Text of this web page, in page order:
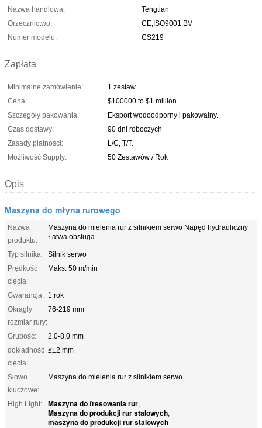
Nazwa handlowa:
Tengtian
Orzecznictwo:
CE,ISO9001,BV
Numer modelu:
CS219
Zapłata
Minimalne zamówienie:
1 zestaw
Cena:
$100000 to $1 million
Szczegóły pakowania:
Eksport wodoodporny i pakowalny.
Czas dostawy:
90 dni roboczych
Zasady płatności:
L/C, T/T.
Możliwość Supply:
50 Zestawów / Rok
Opis
Maszyna do młyna rurowego
Nazwa
produktu:
Maszyna do mielenia rur z silnikiem serwo Napęd hydrauliczny
Łatwa obsługa
Typ silnika:
Silnik serwo
Prędkość
cięcia:
Maks. 50 m/min
Gwarancja: 1 rok
Okrągły
rozmiar rury:
76-219 mm
Grubość:
2,0-8,0 mm
dokładność
cięcia:
≤±2 mm
Słowo
kluczowe:
Maszyna do mielenia rur z silnikiem serwo
High Light: Maszyna do fresowania rur,
Maszyna do produkcji rur stalowych,
maszyna do produkcji rur stalowych